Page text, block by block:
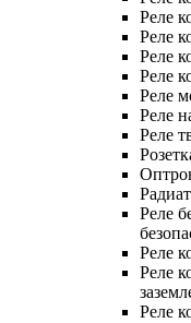
Реле
Реле
Реле
Реле
Реле
Реле
Реле
Реле
Реле
Реле
Реле